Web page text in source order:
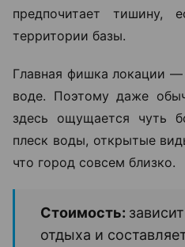
предпочитает тишину,
территории базы.
Главная фишка локации
воде. Поэтому даже
здесь ощущается чуть
плеск воды, открытые
что город совсем близко.
Стоимость:
отдыха и